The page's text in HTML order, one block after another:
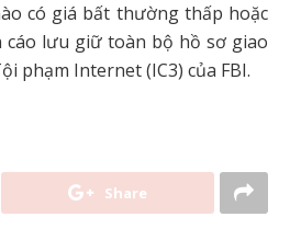
có giá bất thường thấp hoặc
lưu giữ toàn bộ hồ sơ giao
phạm Internet (IC3) của FBI.
Share